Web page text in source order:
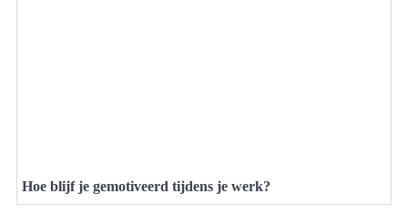
Hoe blijf je gemotiveerd tijdens je werk?